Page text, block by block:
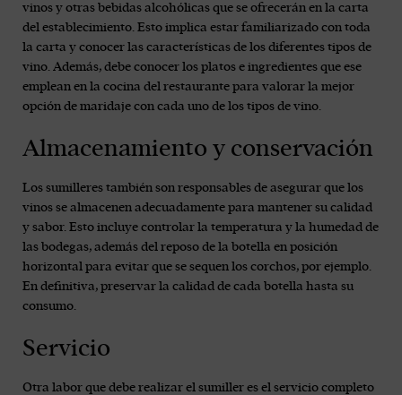
vinos y otras bebidas alcohólicas que se ofrecerán en la carta
del establecimiento. Esto implica estar familiarizado con toda
la carta y conocer las características de los diferentes tipos de
vino. Además, debe conocer los platos e ingredientes que ese
emplean en la cocina del restaurante para valorar la mejor
opción de maridaje con cada uno de los tipos de vino.
Almacenamiento y conservación
Los sumilleres también son responsables de asegurar que los
vinos se almacenen adecuadamente para mantener su calidad
y sabor. Esto incluye controlar la temperatura y la humedad de
las bodegas, además del reposo de la botella en posición
horizontal para evitar que se sequen los corchos, por ejemplo.
En definitiva, preservar la calidad de cada botella hasta su
consumo.
Servicio
Otra labor que debe realizar el sumiller es el servicio completo